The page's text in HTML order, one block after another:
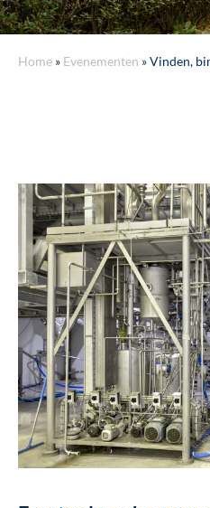
Home » Evenementen »Vinden,